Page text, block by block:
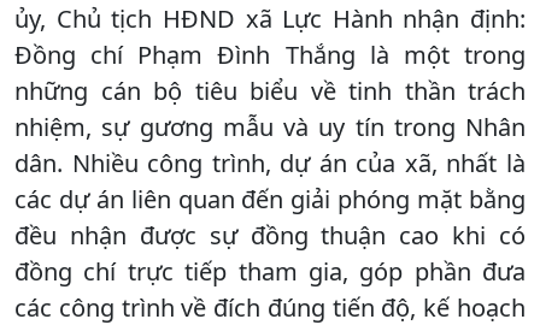
ủy, Chủ tịch HĐND xã Lực Hành nhận định:
Đồng chí Phạm Đình Thắng là một trong
những cán bộ tiêu biểu về tinh thần trách
nhiệm, sự gương mẫu và uy tín trong Nhân
dân. Nhiều công trình, dự án của xã, nhất là
các dự án liên quan đến giải phóng mặt bằng
đều nhận được sự đồng thuận cao khi có
đồng chí trực tiếp tham gia, góp phần đưa
các công trình về đích đúng tiến độ, kế hoạch